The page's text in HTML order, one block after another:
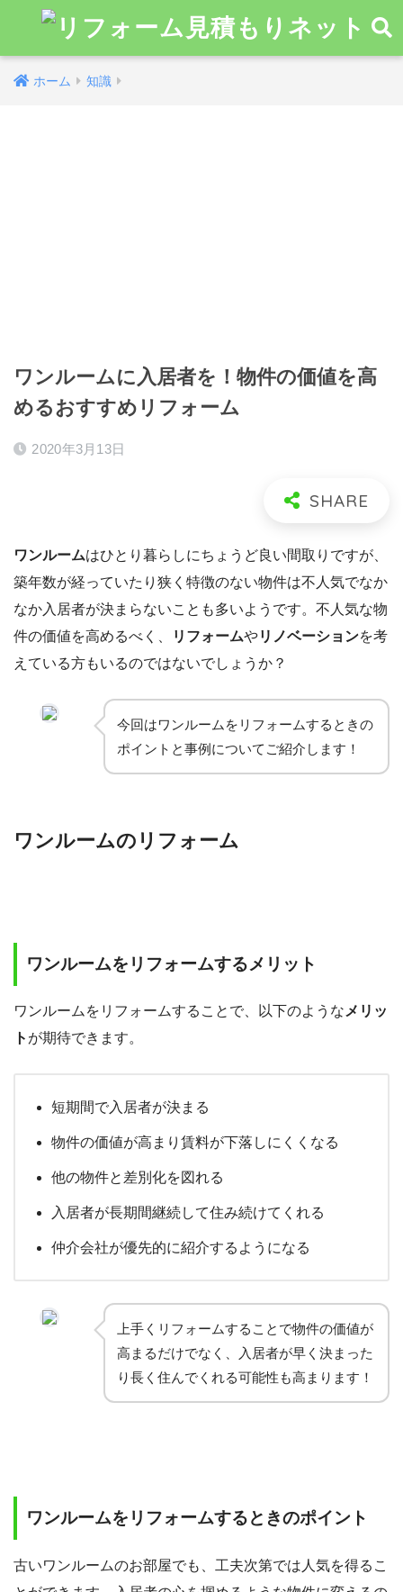
ホーム 知識
ワンルームに入居者を！物件の価値を高
めるおすすめリフォーム
2020年3月13日
ワンルームはひとり暮らしにちょうど良い間取りですが、
築年数が経っていたり狭く特徴のない物件は不人気でなか
なか入居者が決まらないことも多いようです。不人気な物
件の価値を高めるべく、
リフォームやリノベーションを考
えている方もいるのではないでしょうか？
今回はワンルームをリフォームするときの
ポイントと事例についてご紹介します！
ワンルームのリフォーム
ワンルームをリフォームするメリット
ワンルームをリフォームすることで、以下のようなメリッ
ト が期待できます。
短期間で入居者が決まる
物件の価値が高まり賃料が下落しにくくなる
他の物件と差別化を図れる
入居者が長期間継続して住み続けてくれる
仲介会社が優先的に紹介するようになる
上手くリフォームすることで物件の価値が
高まるだけでなく、入居者が早く決まった
り長く住んでくれる可能性も高まります！
ワンルームをリフォームするときのポイント
古いワンルームのお部屋でも、工夫次第では人気を得るこ